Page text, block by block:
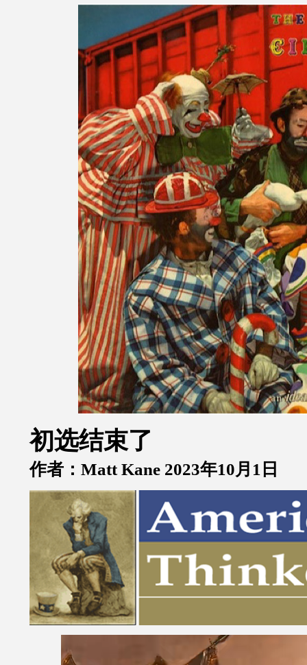
初选结束了
作者： Matt Kane 2023年10月 1 日